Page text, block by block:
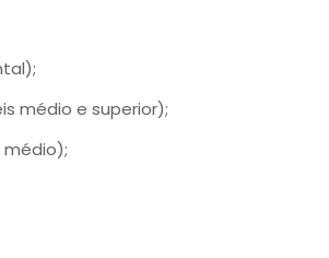
médio e superior);